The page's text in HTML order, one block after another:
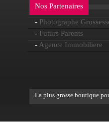
Nos Partenaires
- Photographe
- Futurs Parents
- Agence Immobiliere
La plus grosse boutique